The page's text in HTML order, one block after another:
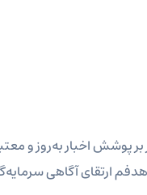
پوشش اخبار به‌روز و
ارتقای آگاهی